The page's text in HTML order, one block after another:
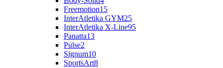
Freemotion15
InterAtletika GYM25
InterAtletika X-Line95
Panatta13
Pulse2
Signum10
SportsArt8